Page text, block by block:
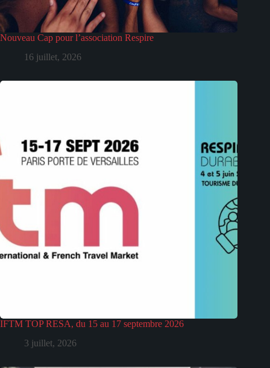
Nouveau Cap pour l’association Respire
16 juillet, 2026
IFTM TOP RESA, du 15 au 17 septembre 2026
3 juillet, 2026